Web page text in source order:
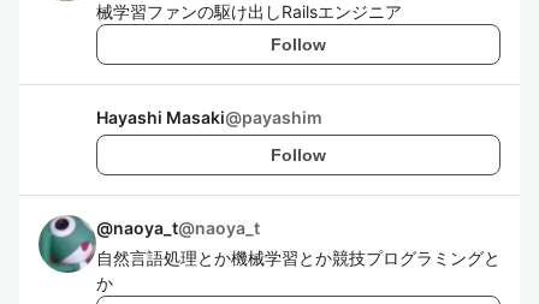
械学習ファンの駆け出しRailsエンジニア
Follow
Hayashi Masaki@payashim
Follow
@naoya_t@naoya_t
自然言語処理とか機械学習とか競技プログラミングと
か